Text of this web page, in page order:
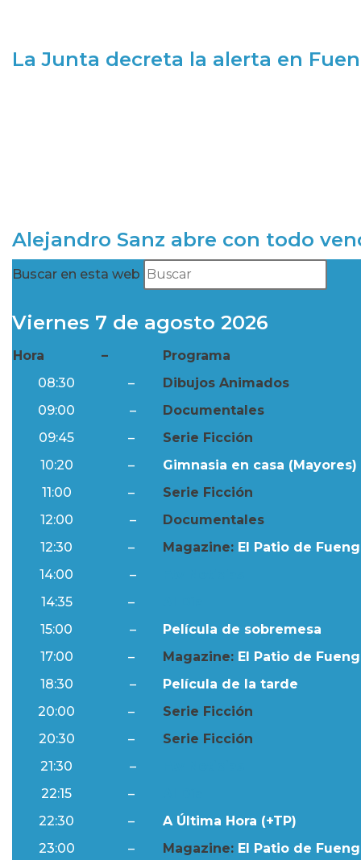
La Junta decreta la alerta en
Alejandro Sanz abre con todo
Buscar en esta web
Viernes 7 de agosto 2026
Hora –
Programa
08:30
–
Dibujos Animados
09:00
–
Documentales
09:45
–
Serie Ficción
10:20
–
Gimnasia en casa (Mayores)
11:00
–
Serie Ficción
12:00
–
Documentales
12:30
– Magazine: El Patio de
14:00
–
14:35
–
15:00
–
Película de sobremesa
17:00
– Magazine: El Patio de
18:30
–
Película de la tarde
20:00
–
Serie Ficción
20:30
–
Serie Ficción
21:30
–
22:15
–
22:30
–
A Última Hora (+TP)
23:00
– Magazine: El Patio de